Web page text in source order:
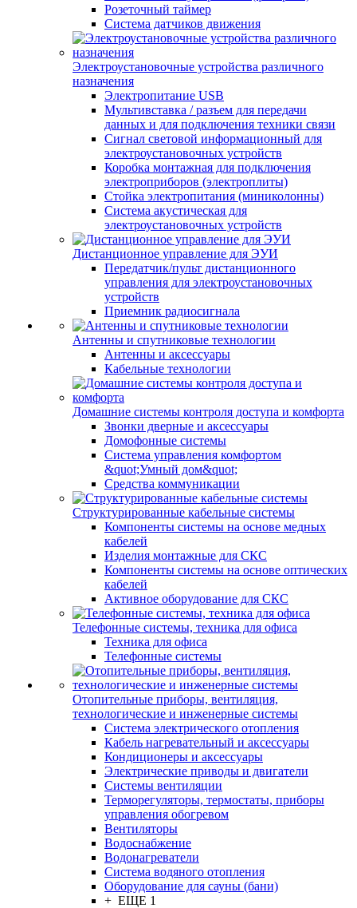
Розеточный таймер
Система датчиков движения
Электроустановочные устройства различного
назначения
Электропитание USB
Мультивставка / разъем для передачи
данных и для подключения техники связи
Сигнал световой информационный для
электроустановочных устройств
Коробка монтажная для подключения
электроприборов (электроплиты)
Стойка электропитания (миниколонны)
Система акустическая для
электроустановочных устройств
Дистанционное управление для ЭУИ
Передатчик/пульт дистанционного
управления для электроустановочных
устройств
Приемник радиосигнала
Антенны и спутниковые технологии
Антенны и аксессуары
Кабельные технологии
Домашние системы контроля доступа и комфорта
Звонки дверные и аксессуары
Домофонные системы
Система управления комфортом
&quot;Умный дом&quot;
Средства коммуникации
Структурированные кабельные системы
Компоненты системы на основе медных
кабелей
Изделия монтажные для СКС
Компоненты системы на основе оптических
кабелей
Активное оборудование для СКС
Телефонные системы, техника для офиса
Техника для офиса
Телефонные системы
Отопительные приборы, вентиляция,
технологические и инженерные системы
Система электрического отопления
Кабель нагревательный и аксессуары
Кондиционеры и аксессуары
Электрические приводы и двигатели
Системы вентиляции
Терморегуляторы, термостаты, приборы
управления обогревом
Вентиляторы
Водоснабжение
Водонагреватели
Система водяного отопления
Оборудование для сауны (бани)
+ ЕЩЕ 1